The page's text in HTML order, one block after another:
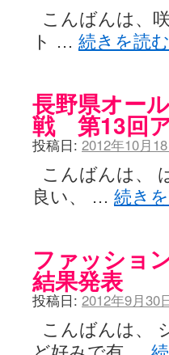
こんばんは、
ト … 続きを読む
長野県オー
戦 第13回
投稿日: 2012年10月
こんばんは、
良い、 … 続き
ファッショ
結果発表
投稿日: 2012年9月30
こんばんは、